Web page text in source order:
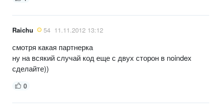
Raichu 54 11.11.2012 13:12
смотря какая партнерка
ну на всякий случай код еще с двух сторон в noindex
сделайте))
0